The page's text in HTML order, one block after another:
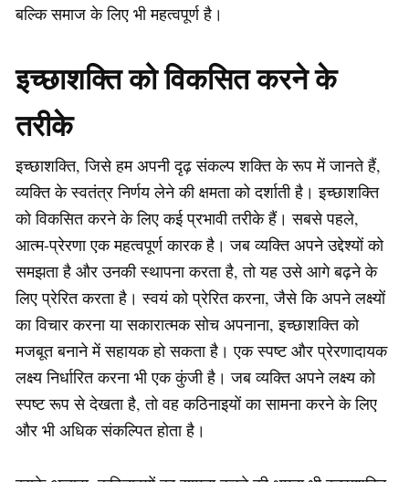
बल्कि समाज के लिए भी महत्वपूर्ण है।
इच्छाशक्ति को विकसित करने के
तरीके
इच्छाशक्ति, जिसे हम अपनी दृढ़ संकल्प शक्ति के रूप में जानते हैं,
व्यक्ति के स्वतंत्र निर्णय लेने की क्षमता को दर्शाती है। इच्छाशक्ति
को विकसित करने के लिए कई प्रभावी तरीके हैं। सबसे पहले,
आत्म-प्रेरणा एक महत्वपूर्ण कारक है। जब व्यक्ति अपने उद्देश्यों को
समझता है और उनकी स्थापना करता है, तो यह उसे आगे बढ़ने के
लिए प्रेरित करता है। स्वयं को प्रेरित करना, जैसे कि अपने लक्ष्यों
का विचार करना या सकारात्मक सोच अपनाना, इच्छाशक्ति को
मजबूत बनाने में सहायक हो सकता है। एक स्पष्ट और प्रेरणादायक
लक्ष्य निर्धारित करना भी एक कुंजी है। जब व्यक्ति अपने लक्ष्य को
स्पष्ट रूप से देखता है, तो वह कठिनाइयों का सामना करने के लिए
और भी अधिक संकल्पित होता है।